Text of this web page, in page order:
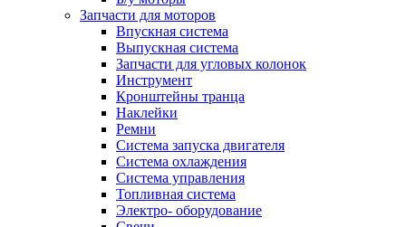
Запчасти для моторов
Впускная система
Выпускная система
Запчасти для угловых колонок
Инструмент
Кронштейны транца
Наклейки
Ремни
Система запуска двигателя
Система охлаждения
Система управления
Топливная система
Электро- оборудование